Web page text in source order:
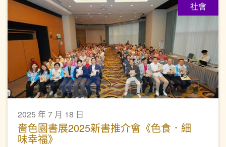
社會
2025 年 7 月 18 日
嗇色園書展2025新書推介會《色食．細
味幸福》